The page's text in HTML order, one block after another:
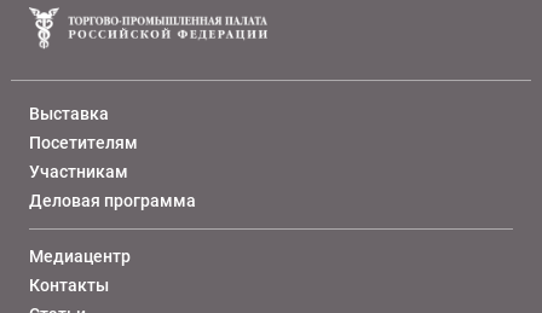
Выставка
Посетителям
Участникам
Деловая программа
Медиацентр
Контакты